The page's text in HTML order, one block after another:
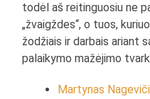
todėl aš reitinguosiu ne
„žvaigždes“, o tuos,
žodžiais ir darbais ariant
palaikymo mažėjimo
Martynas